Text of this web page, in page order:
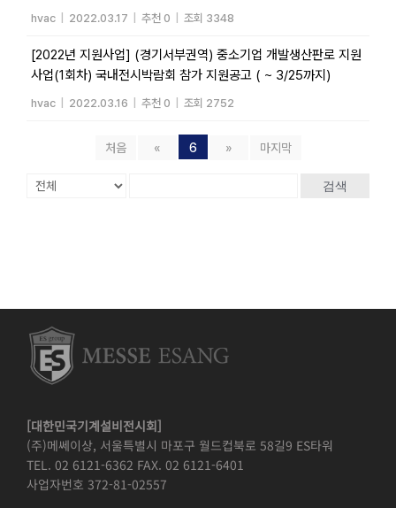
hvac 2022.03.17 추천 0 조회 3348
[2022년 지원사업] (경기서부권역) 중소기업 개발생산판로 지원
사업(1회차) 국내전시박람회 참가 지원공고 ( ~ 3/25까지)
hvac 2022.03.16 추천 0 조회 2752
처음 « 6 » 마지막
검색
[대한민국기계설비전시회]
(주)메쎄이상, 서울특별시 마포구 월드컵북로 58길9 ES타워
TEL. 02 6121-6362 FAX. 02 6121-6401
사업자번호 372-81-02557